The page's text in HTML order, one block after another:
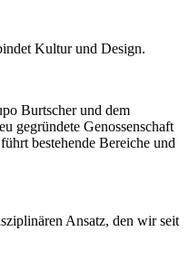
Kultur und Design.
Burtscher und dem
gegründete Genossenschaft
bestehende Bereiche und
Ansatz, den wir seit